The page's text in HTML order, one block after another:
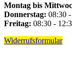
Montag bis
Donnerstag: 08:30
Freitag: 08:30 -
Widerrufsformular